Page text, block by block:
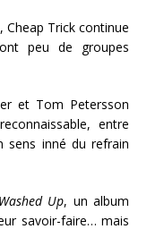
Cheap Trick continue
peu de groupes
et Tom Petersson
entre
sens inné du refrain
Up, un album
savoir-faire… mais